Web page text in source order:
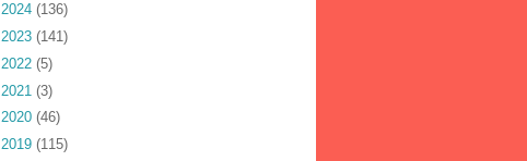
2024 (136)
2023 (141)
2022 (5)
2021 (3)
2020 (46)
2019 (115)